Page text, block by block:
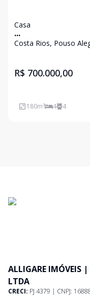
Casa
...
Costa Rios, Pouso
R$ 700.000,00
180m² 4 4
ALLIGARE IMÓVEIS
LTDA
CRECI: PJ 4379 | CNPJ: